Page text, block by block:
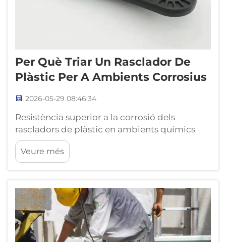
Per Què Triar Un Rasclador De
Plàstic Per A Ambients Corrosius
2026-05-29 08:46:34
Resistència superior a la corrosió dels
rascladors de plàstic en ambients químics
agressius. Prestacions de l'UHMWPE i el
poliuretà en aigües residuals àcides, oxidants
i riques en sulfur. Els ambients de tractament
una tensió química extrema—i...
Veure més